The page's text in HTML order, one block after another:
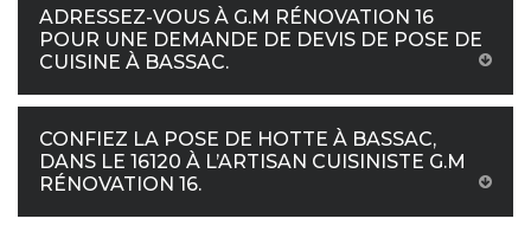
ADRESSEZ-VOUS À G.M RÉNOVATION 16
POUR UNE DEMANDE DE DEVIS DE POSE DE
CUISINE À BASSAC.
CONFIEZ LA POSE DE HOTTE À BASSAC,
DANS LE 16120 À L’ARTISAN CUISINISTE G.M
RÉNOVATION 16.